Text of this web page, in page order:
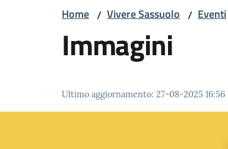
Home / Vivere Sassuolo / Eventi
Immagini
Ultimo aggiornamento: 27-08-2025 16:56